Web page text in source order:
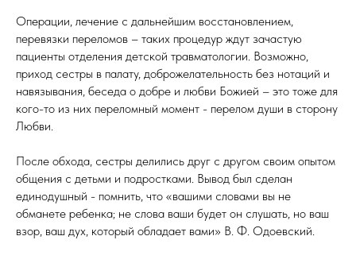
Операции, лечение с дальнейшим восстановлением,
перевязки переломов – таких процедур ждут зачастую
пациенты отделения детской травматологии. Возможно,
приход сестры в палату, доброжелательность без нотаций и
навязывания, беседа о добре и любви Божией – это тоже для
кого-то из них переломный момент - перелом души в сторону
Любви.
После обхода, сестры делились друг с другом своим опытом
общения с детьми и подростками. Вывод был сделан
единодушный - помнить, что «вашими словами вы не
обманете ребенка; не слова ваши будет он слушать, но ваш
взор, ваш дух, который обладает вами» В. Ф. Одоевский.